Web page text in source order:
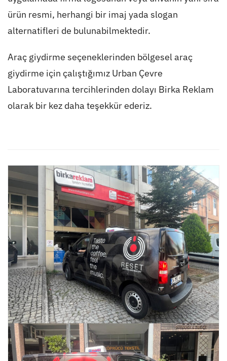
ürün resmi, herhangi bir imaj yada slogan
alternatifleri de bulunabilmektedir.
Araç giydirme seçeneklerinden bölgesel araç
giydirme için çalıştığımız Urban Çevre
Laboratuvarına tercihlerinden dolayı Birka Reklam
olarak bir kez daha teşekkür ederiz.